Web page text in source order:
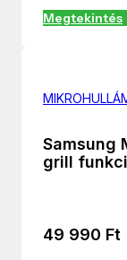
Megtekintés
Samsung
grill
49 990 Ft